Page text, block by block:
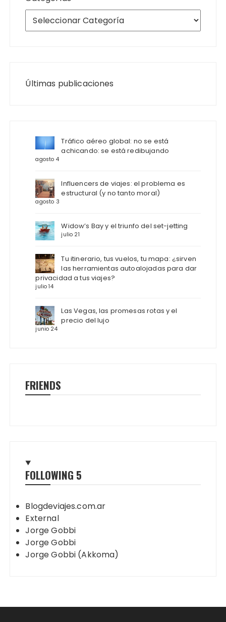
Últimas publicaciones
Tráfico aéreo global: no se está
achicando: se está redibujando
agosto 4
Influencers de viajes: el problema es
estructural (y no tanto moral)
agosto 3
Widow’s Bay y el triunfo del set-jetting
julio 21
Tu itinerario, tus vuelos, tu mapa: ¿sirven
las herramientas autoalojadas para dar
privacidad a tus viajes?
julio 14
Las Vegas, las promesas rotas y el
precio del lujo
junio 24
FRIENDS
FOLLOWING 5
Blogdeviajes.com.ar
External
Jorge Gobbi
Jorge Gobbi
Jorge Gobbi (Akkoma)